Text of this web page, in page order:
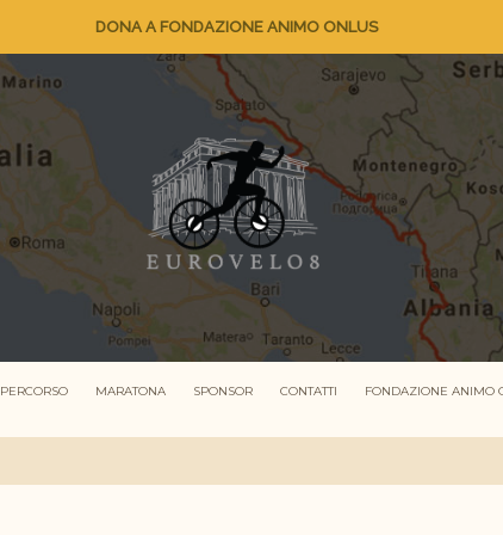
DONA A FONDAZIONE ANIMO ONLUS
PERCORSO MARATONA SPONSOR CONTATTI FONDAZIONE ANIMO